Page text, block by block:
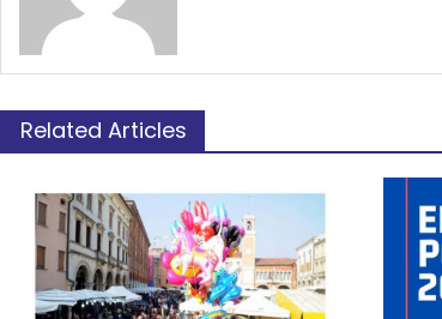
Related Articles